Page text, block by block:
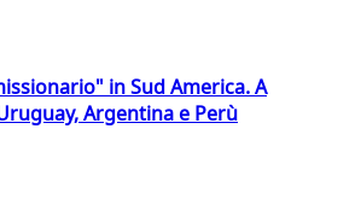
in Sud America. A
Argentina e Perù